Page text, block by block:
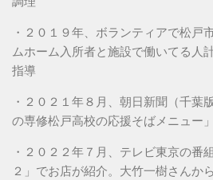
・２０１９年、ボランティアで松戸
ムホーム入所者と施設で働いてる人
指導
・２０２１年８月、朝日新聞（千葉
の専修松戸高校の応援そばメニュー
・２０２２年７月、テレビ東京の番
２」でお店が紹介。大竹一樹さんか